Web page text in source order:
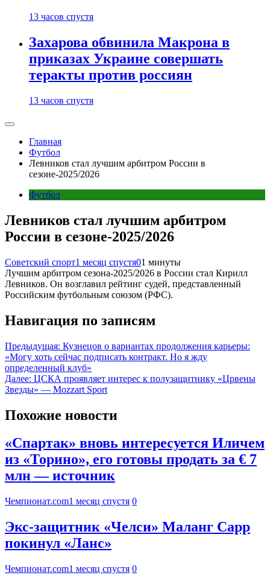
13 часов спустя
Захарова обвинила Макрона в
приказах Украине совершать
теракты против россиян
13 часов спустя
Главная
Футбол
Левников стал лучшим арбитром России в
сезоне-2025/2026
Футбол
Левников стал лучшим арбитром
России в сезоне-2025/2026
Советский спорт1 месяц спустя01 минуты
Лучшим арбитром сезона-2025/2026 в России стал Кирилл
Левников. Он возглавил рейтинг судей, представленный
Российским футбольным союзом (РФС).
Навигация по записям
Предыдущая: Кузнецов о вариантах продолжения карьеры:
«Могу хоть сейчас подписать контракт. Но я жду
определенный клуб»
Далее: ЦСКА проявляет интерес к полузащитнику «Црвены
Звезды» — Mozzart Sport
Похожие новости
«Спартак» вновь интересуется Иличем
из «Торино», его готовы продать за € 7
млн — источник
Чемпионат.com1 месяц спустя 0
Экс-защитник «Челси» Маланг Сарр
покинул «Ланс»
Чемпионат.com1 месяц спустя 0